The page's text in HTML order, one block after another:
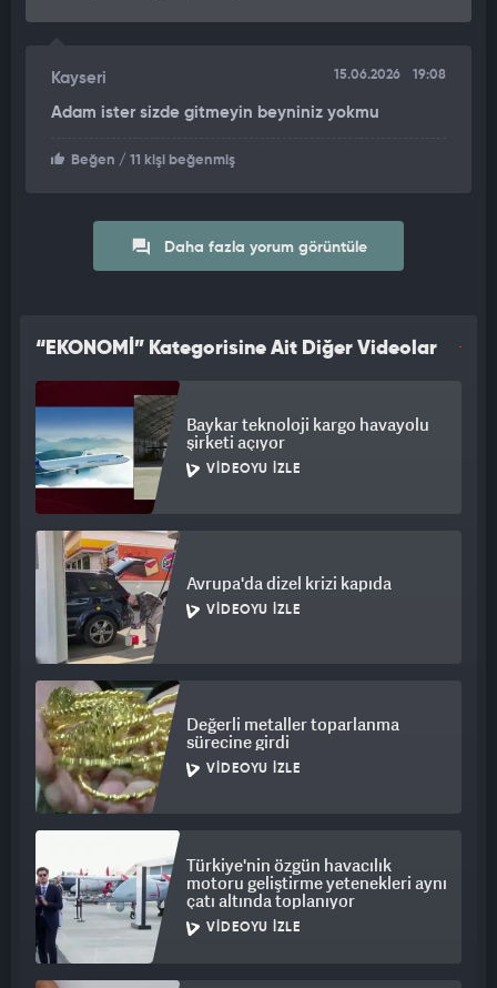
Kayseri 15.06.2026 19:08
Adam ister sizde gitmeyin beyniniz yokmu
Beğen / 11 kişi beğenmiş
Daha fazla yorum görüntüle
“EKONOMİ” Kategorisine Ait Diğer Videolar
Baykar teknoloji kargo havayolu
şirketi açıyor
VIDEOYU İZLE
Avrupa'da dizel krizi kapıda
VIDEOYU İZLE
Değerli metaller toparlanma
sürecine girdi
VIDEOYU İZLE
Türkiye'nin özgün havacılık
motoru geliştirme yetenekleri aynı
çatı altında toplanıyor
VIDEOYU İZLE